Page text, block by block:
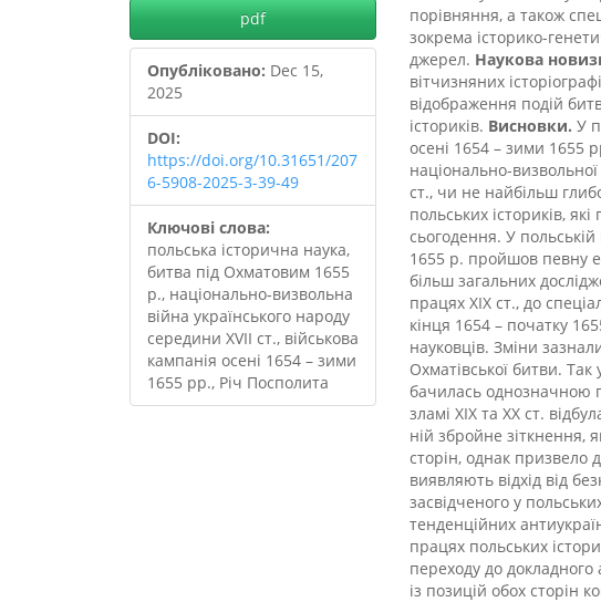
pdf
Опубліковано: Dec 15,
2025
DOI:
https://doi.org/10.31651/207
6-5908-2025-3-39-49
Ключові слова:
польська історична наука,
битва під Охматовим 1655
р., національно-визвольна
війна українського народу
середини XVII ст., військова
кампанія осені 1654 – зими
1655 рр., Річ Посполита
порівняння, а також
зокрема історико-
джерел. Наукова
вітчизняних
відображення подій
істориків. Висновки. У
осені 1654 – зими 1655
національно-
ст., чи не найбільш
польських істориків,
сьогодення. У
1655 р. пройшов певну
більш загальних
працях ХІХ ст., до
кінця 1654 – початку
науковців. Зміни
Охматівської битви. Так
бачилась однозначною
зламі ХІХ та ХХ ст.
ній збройне зіткнення,
сторін, однак призвело
виявляють відхід від
засвідченого у
тенденційних
працях польських
переходу до
із позицій обох сторін